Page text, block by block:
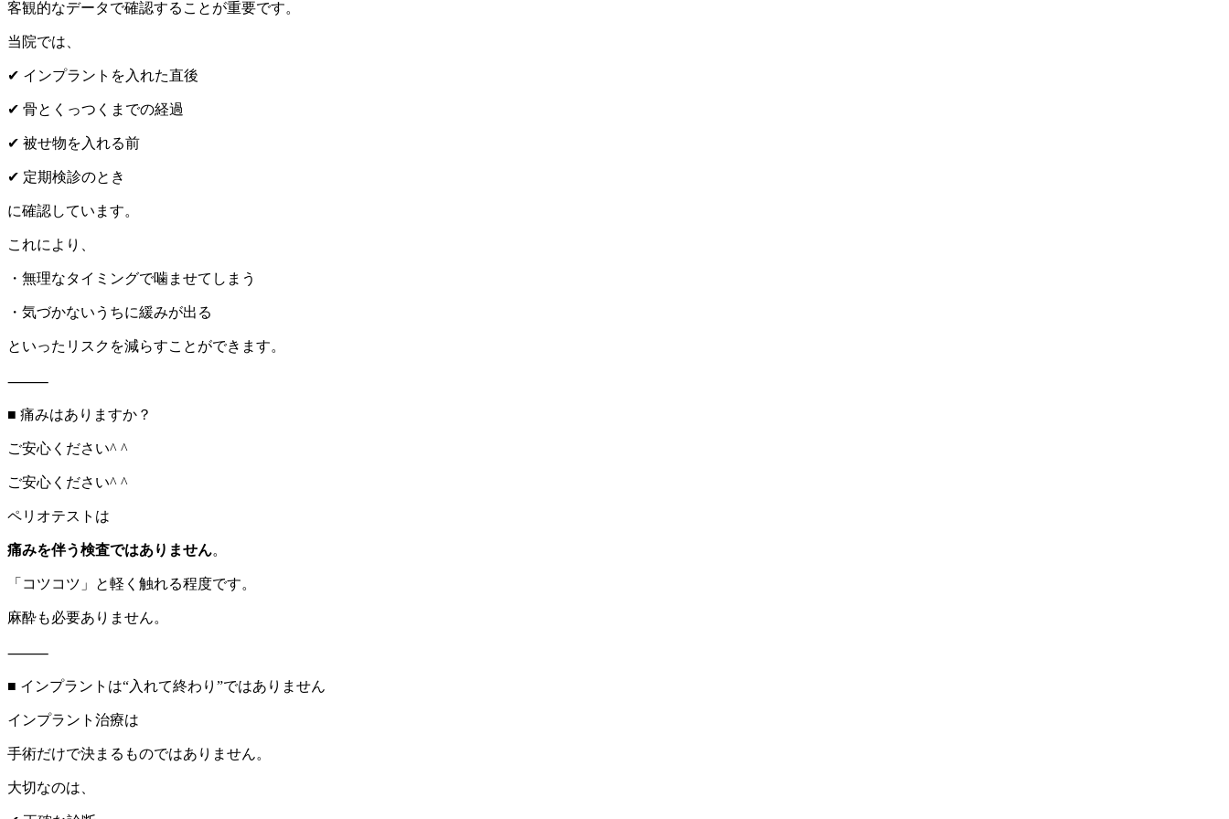
客観的なデータで確認することが重要です。
当院では、
✔ インプラントを入れた直後
✔ 骨とくっつくまでの経過
✔ 被せ物を入れる前
✔ 定期検診のとき
に確認しています。
これにより、
・無理なタイミングで噛ませてしまう
・気づかないうちに緩みが出る
といったリスクを減らすことができます。
⸻
■ 痛みはありますか？
ご安心ください^ ^
ご安心ください^ ^
ペリオテストは
痛みを伴う検査ではありません。
「コツコツ」と軽く触れる程度です。
麻酔も必要ありません。
⸻
■ インプラントは“入れて終わり”ではありません
インプラント治療は
手術だけで決まるものではありません。
大切なのは、